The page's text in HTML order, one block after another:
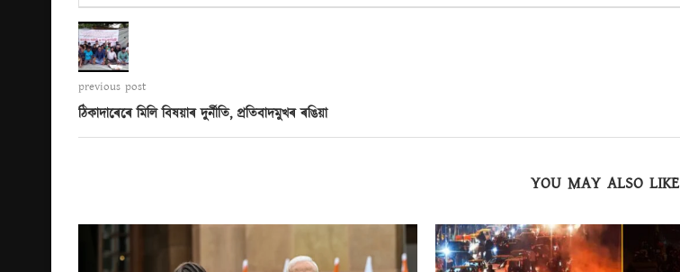
previous post
ঠিকাদাৰেৰে মিলি বিষয়াৰ দুৰ্নীতি, প্ৰতিবাদমুখৰ ৰঙিয়া
YOU MAY ALSO LIKE